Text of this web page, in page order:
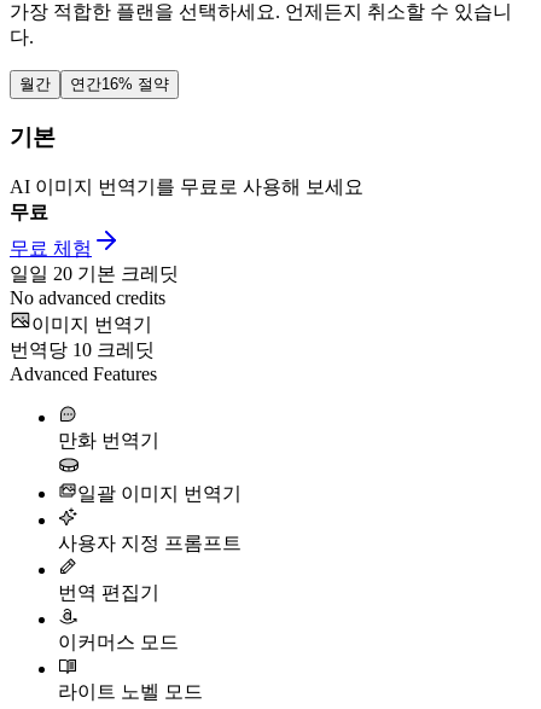
가장 적합한 플랜을 선택하세요. 언제든지 취소할 수 있습니
다.
월간 연간16% 절약
기본
AI 이미지 번역기를 무료로 사용해 보세요
무료
무료 체험
일일 20 기본 크레딧
No advanced credits
이미지 번역기
번역당 10 크레딧
Advanced Features
만화 번역기
일괄 이미지 번역기
사용자 지정 프롬프트
번역 편집기
이커머스 모드
라이트 노벨 모드